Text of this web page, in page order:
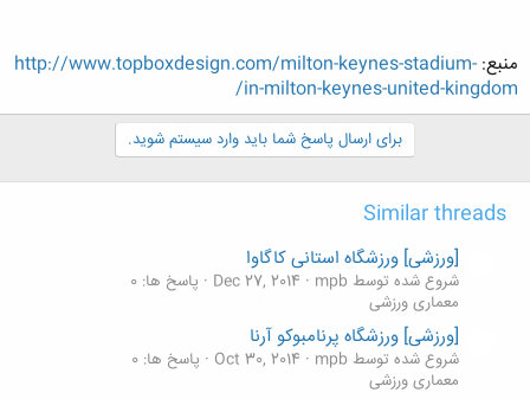
منبع: http://www.topboxdesign.com/milton-keynes-stadium-
in-milton-keynes-united-kingdom/
برای ارسال پاسخ شما باید وارد سیستم شوید.
Similar threads
[ورزشی] ورزشگاه استانی کاگاوا
شروع شده توسط mpb Dec 27, 2014
پاسخ ها: 0
معماری ورزشی
[ورزشی] ورزشگاه پرنامبوکو آرنا
شروع شده توسط mpb Oct 30, 2014
پاسخ ها: 0
معماری ورزشی